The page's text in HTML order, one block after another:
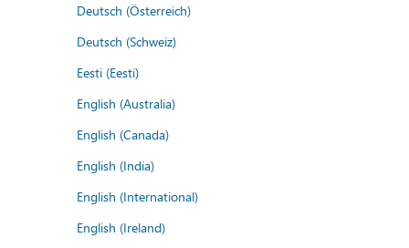
Deutsch (Österreich)
Deutsch (Schweiz)
Eesti (Eesti)
English (Australia)
English (Canada)
English (India)
English (International)
English (Ireland)